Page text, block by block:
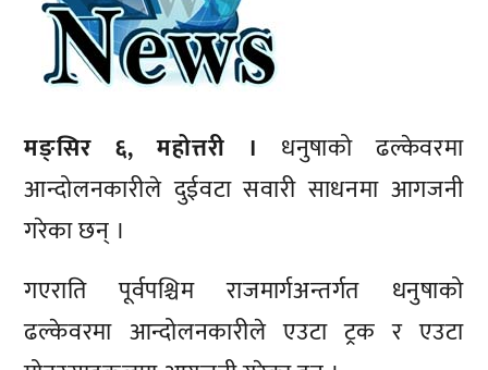
मङ्सिर ६, महोत्तरी । धनुषाको ढल्केवरमा
आन्दोलनकारीले दुईवटा सवारी साधनमा आगजनी
गरेका छन् ।
गएराति पूर्वपश्चिम राजमार्गअन्तर्गत धनुषाको
ढल्केवरमा आन्दोलनकारीले एउटा ट्रक र एउटा